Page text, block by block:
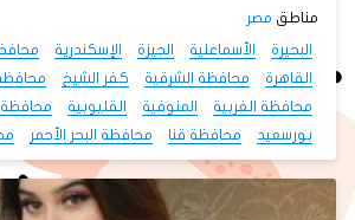
مناطق مصر
البحيرة
الأسماعلية الجيزة الإسكندرية
القاهرة
محافظة الشرقية كفر الشيخ
محافظة الغربية
المنوفية القليوبية
بورسعيد
محافظة قنا محافظة البحر الأحمر